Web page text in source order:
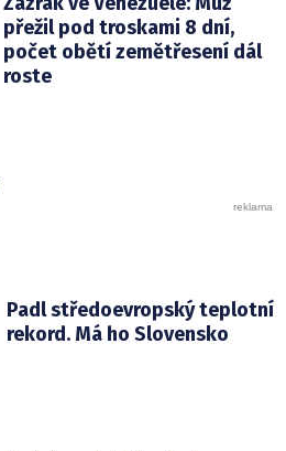
přežil pod troskami 8 dní,
počet obětí zemětřesení dál
roste
Padl středoevropský teplotní
rekord. Má ho Slovensko